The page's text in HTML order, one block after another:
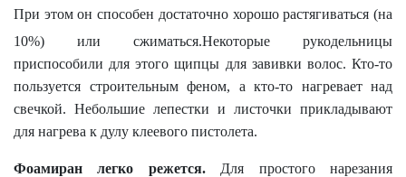
При этом он способен достаточно хорошо растягиваться (на
10%) или сжиматься.Некоторые рукодельницы
приспособили для этого щипцы для завивки волос. Кто-то
пользуется строительным феном, а кто-то нагревает над
свечкой. Небольшие лепестки и листочки прикладывают
для нагрева к дулу клеевого пистолета.
Фоамиран легко режется.Для простого нарезания